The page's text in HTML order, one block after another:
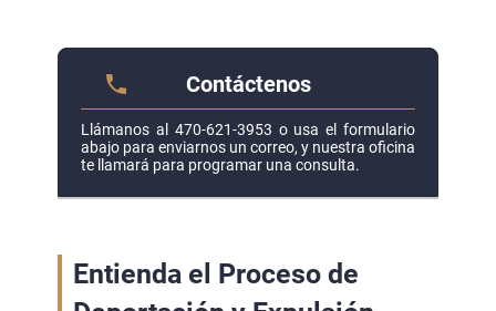
Contáctenos
Llámanos al 470-621-3953 o usa el formulario
abajo para enviarnos un correo, y nuestra oficina
te llamará para programar una consulta.
Entienda el Proceso de